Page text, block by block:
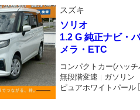
スズキ
ソリオ
1.2 G 純正ナビ・
メラ・ETC
コンパクトカー(ハッ
無段階変速 ｜ ガソリン
ピュアホワイトパール